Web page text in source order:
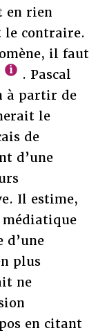
en rien
le contraire.
il faut
. Pascal
à partir de
le
de
d’une
Il estime,
d’une
plus
ne
en citant